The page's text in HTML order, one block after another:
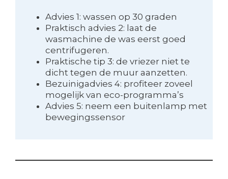
Advies 1: wassen op 30 graden
Praktisch advies 2: laat de
wasmachine de was eerst goed
centrifugeren.
Praktische tip 3: de vriezer niet te
dicht tegen de muur aanzetten.
Bezuinigadvies 4: profiteer zoveel
mogelijk van eco-programma’s
Advies 5: neem een buitenlamp met
bewegingssensor